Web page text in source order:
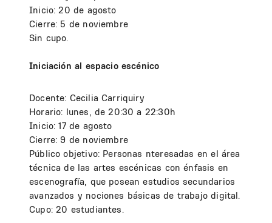
Inicio: 20 de agosto
Cierre: 5 de noviembre
Sin cupo.
Iniciación al espacio escénico
Docente: Cecilia Carriquiry
Horario: lunes, de 20:30 a 22:30h
Inicio: 17 de agosto
Cierre: 9 de noviembre
Público objetivo: Personas nteresadas en el área
técnica de las artes escénicas con énfasis en
escenografía, que posean estudios secundarios
avanzados y nociones básicas de trabajo digital.
Cupo: 20 estudiantes.